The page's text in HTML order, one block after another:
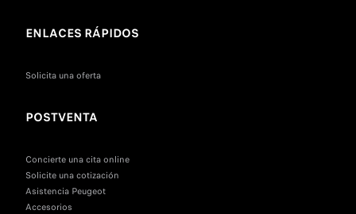
ENLACES RÁPIDOS
Solicita una oferta
POSTVENTA
Concierte una cita online
Solicite una cotización
Asistencia Peugeot
Accesorios